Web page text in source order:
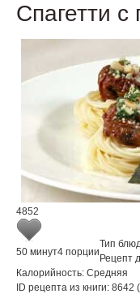
Спагетти
4852
50 минут4 порции
Тип
Рецепт
Калорийность: Средняя
ID рецепта из книги: 8642